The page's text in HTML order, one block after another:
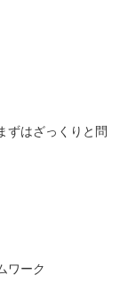
はざっくりと問
ワーク